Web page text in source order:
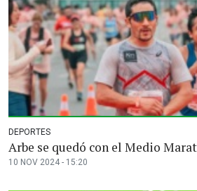
DEPORTES
Arbe se quedó con el Medio
10 NOV 2024 - 15:20